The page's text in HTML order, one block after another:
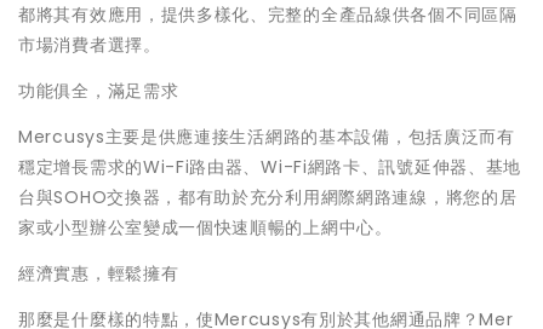
都將其有效應用，提供多樣化、完整的全產品線供各個不同區隔
市場消費者選擇。
功能俱全，滿足需求
Mercusys主要是供應連接生活網路的基本設備，包括廣泛而有
穩定增長需求的Wi-Fi路由器、Wi-Fi網路卡、訊號延伸器、基地
台與SOHO交換器，都有助於充分利用網際網路連線，將您的居
家或小型辦公室變成一個快速順暢的上網中心。
經濟實惠，輕鬆擁有
那麼是什麼樣的特點，使Mercusys有別於其他網通品牌？Mer